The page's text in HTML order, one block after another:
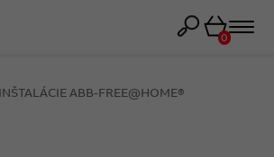
Košík
0
ABB-FREE@HOME®